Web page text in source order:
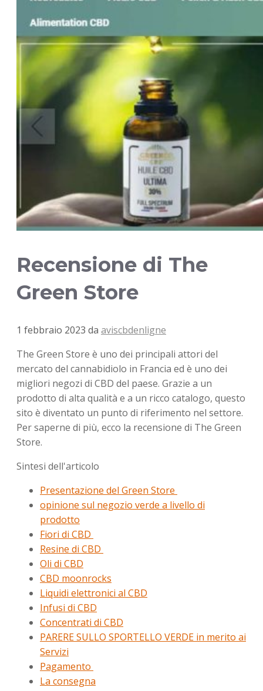
Recensione di The
Green Store
1 febbraio 2023 da aviscbdenligne
The Green Store è uno dei principali attori del
mercato del cannabidiolo in Francia ed è uno dei
migliori negozi di CBD del paese. Grazie a un
prodotto di alta qualità e a un ricco catalogo, questo
sito è diventato un punto di riferimento nel settore.
Per saperne di più, ecco la recensione di The Green
Store.
Sintesi dell'articolo
Presentazione del Green Store
opinione sul negozio verde a livello di
prodotto
Fiori di CBD
Resine di CBD
Oli di CBD
CBD moonrocks
Liquidi elettronici al CBD
Infusi di CBD
Concentrati di CBD
PARERE SULLO SPORTELLO VERDE in merito ai
Servizi
Pagamento
La consegna